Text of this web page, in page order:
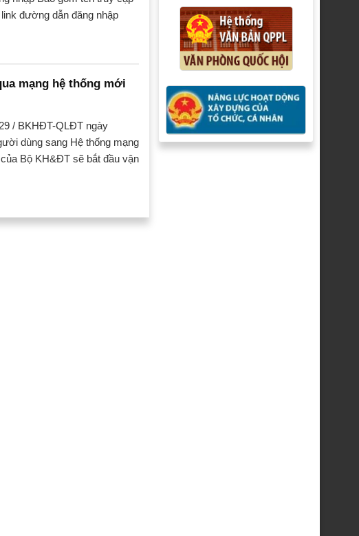
đường dẫn đăng nhập
mạng hệ thống mới
/ BKHĐT-QLĐT ngày
dùng sang Hệ thống mạng
Bộ KH&ĐT sẽ bắt đầu vận